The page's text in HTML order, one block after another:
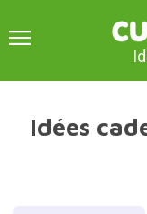
Idées